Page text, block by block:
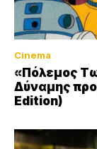
Cinema
«Πόλεμος
Δύναμης
Edition)